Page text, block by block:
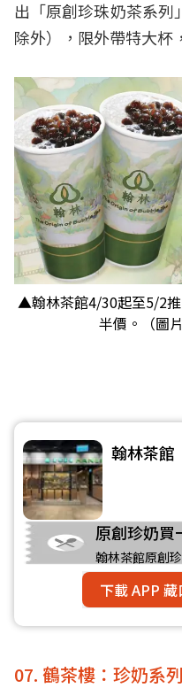
出「原創珍珠奶茶系列
除外），限外帶特大杯
▲翰林茶館4/30起至5/2
半價。（圖
翰林茶館
原創珍奶買
翰林茶館原創
下載 APP
07. 鶴茶樓：珍奶系